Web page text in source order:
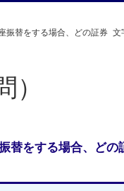
文
振替をする場合、どの証券
替をする場合、どの